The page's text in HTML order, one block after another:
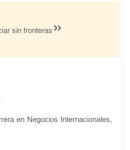
sin fronteras »
en Negocios Internacionales,